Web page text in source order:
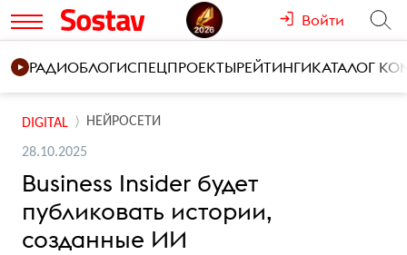
Войти
РАДИОБЛОГИСПЕЦПРОЕКТЫРЕЙТИНГИКАТАЛОГ
DIGITAL НЕЙРОСЕТИ
28.10.2025
Business Insider будет
публиковать истории,
созданные ИИ